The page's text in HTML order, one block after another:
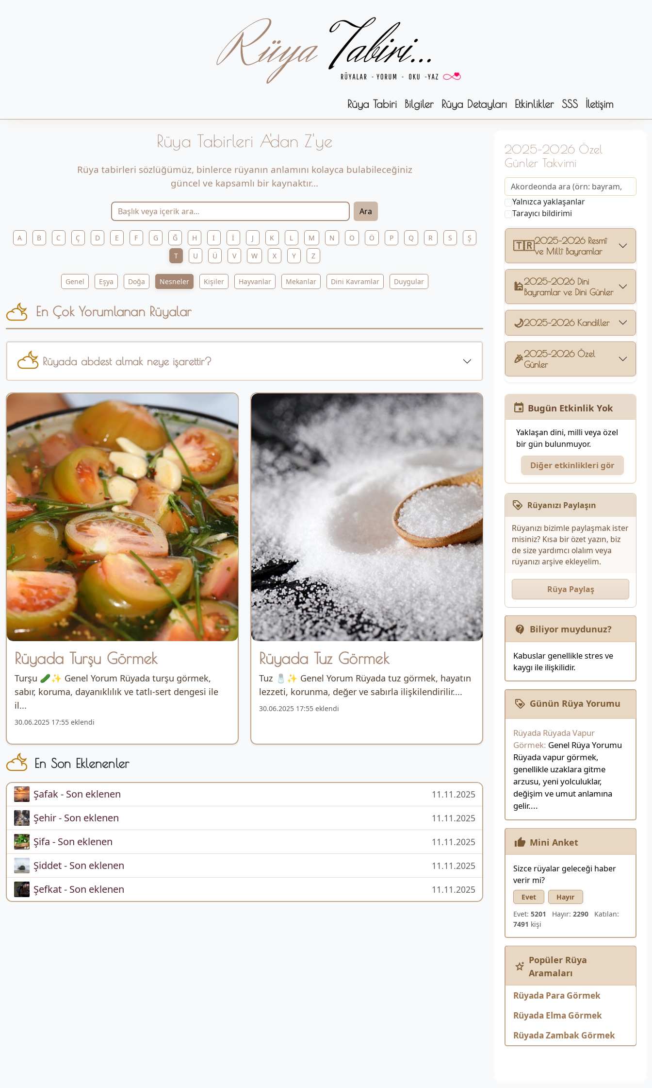
Rüya Tabiri Bilgiler Rüya Detayları Etkinlikler SSS İletişim
Rüya Tabirleri A'dan Z'ye
Rüya tabirleri sözlüğümüz, binlerce rüyanın anlamını kolayca bulabileceğiniz
güncel ve kapsamlı bir kaynaktır...
Ara
A B C Ç D E F G Ğ H I İ J K L M N O Ö P Q R S
Ş
T
U Ü V W X Y Z
Genel Eşya Doğa Nesneler Kişiler Hayvanlar Mekanlar Dini Kavramlar Duygular
En Çok Yorumlanan Rüyalar
Rüyada abdest almak neye işarettir?
Rüyada Turşu Görmek
Turşu 🥒✨ Genel Yorum Rüyada turşu görmek,
sabır, koruma, dayanıklılık ve tatlı-sert dengesi ile
il...
30.06.2025 17:55 eklendi
Rüyada Tuz Görmek
Tuz 🧂✨ Genel Yorum Rüyada tuz görmek, hayatın
lezzeti, korunma, değer ve sabırla ilişkilendirilir....
30.06.2025 17:55 eklendi
En Son Eklenenler
Şafak - Son eklenen 11.11.2025
Şehir - Son eklenen 11.11.2025
Şifa - Son eklenen 11.11.2025
Şiddet - Son eklenen 11.11.2025
Şefkat - Son eklenen 11.11.2025
2025–2026 Özel
Günler Takvimi
Yalnızca yaklaşanlar
Tarayıcı bildirimi
🇹🇷2025–2026 Resmî
ve Millî Bayramlar
🕌2025–2026 Dini
Bayramlar ve Dini Günler
🌙2025–2026 Kandiller
🎉2025–2026 Özel
Günler
Bugün Etkinlik Yok
Yaklaşan dini, milli veya özel
bir gün bulunmuyor.
Diğer etkinlikleri gör
Rüyanızı Paylaşın
Rüyanızı bizimle paylaşmak ister
misiniz? Kısa bir özet yazın, biz
de size yardımcı olalım veya
rüyanızı arşive ekleyelim.
Rüya Paylaş
Biliyor muydunuz?
Kabuslar genellikle stres ve
kaygı ile ilişkilidir.
Günün Rüya Yorumu
Rüyada Rüyada Vapur
Görmek: Genel Rüya Yorumu
Rüyada vapur görmek,
genellikle uzaklara gitme
arzusu, yeni yolculuklar,
değişim ve umut anlamına
gelir....
Mini Anket
Sizce rüyalar geleceği haber
verir mi?
Evet
Hayır
Evet: 5201 Hayır: 2290Katılan:
7491 kişi
Popüler Rüya
Aramaları
Rüyada Para Görmek
Rüyada Elma Görmek
Rüyada Zambak Görmek